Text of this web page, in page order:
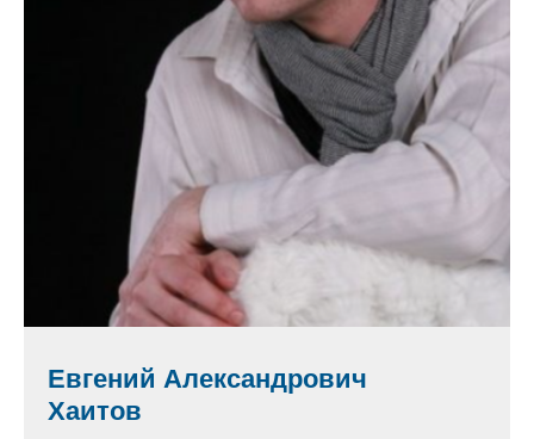
Евгений Александрович
Хаитов